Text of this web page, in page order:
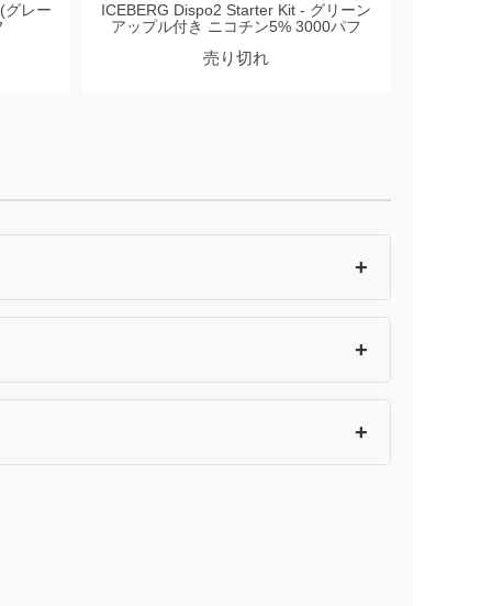
グレー
ICEBERG Dispo2 Starter Kit - グリーン
アップル付き ニコチン5% 3000パフ
売り切れ
+
+
+